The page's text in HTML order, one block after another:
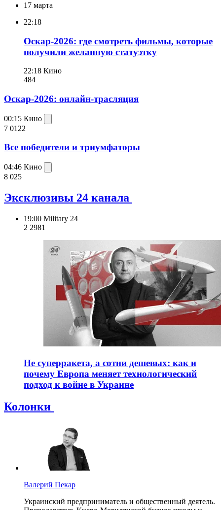
17 марта
22:18
Оскар-2026: где смотреть фильмы, которые
получили желанную статуэтку
22:18 Кино
484
Оскар-2026: онлайн-трасляция
00:15 Кино
7 0122
Все победители и триумфаторы
04:46 Кино
8 025
Эксклюзивы 24 канала
19:00 Military 24
2 2981
Не суперракета, а сотни дешевых: как и
почему Европа меняет технологический
подход к войне в Украине
Колонки
Валерий Пекар
Украинский предприниматель и общественный деятель.